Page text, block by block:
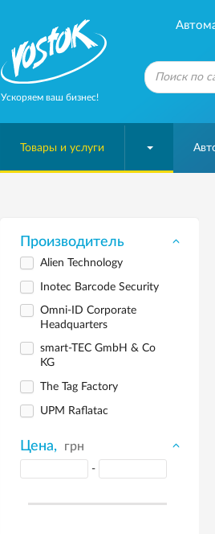
Ускоряем ваш бизнес!
Товары и услуги
Производитель
Alien Technology
Inotec Barcode Security
Omni-ID Corporate
Headquarters
smart-TEC GmbH & Co
KG
The Tag Factory
UPM Raflatac
Цена, грн
-